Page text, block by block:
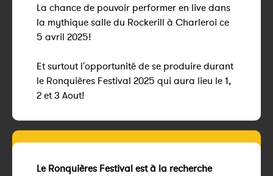
La chance de pouvoir performer en live dans
la mythique salle du Rockerill à Charleroi ce
5 avril 2025!
Et surtout l'opportunité de se produire durant
le Ronquières Festival 2025 qui aura lieu le 1,
2 et 3 Aout!
Le Ronquières Festival est à la recherche